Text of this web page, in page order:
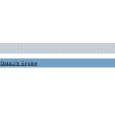
DataLife Engine